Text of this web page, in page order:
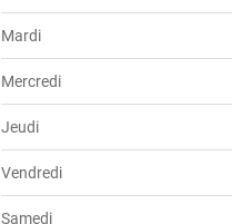
Mardi
Mercredi
Jeudi
Vendredi
Samedi